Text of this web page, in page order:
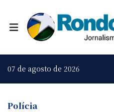
07 de agosto de 2026
Polícia